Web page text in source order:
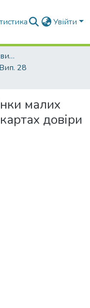
Увійти
Вибрані статті з наукових збірників КНУБА
Вип. 28
малих
довіри